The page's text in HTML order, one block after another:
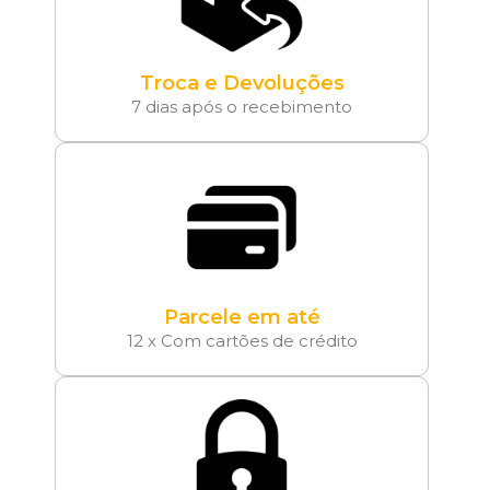
Troca e Devoluções
7 dias após o recebimento
Parcele em até
12 x Com cartões de crédito